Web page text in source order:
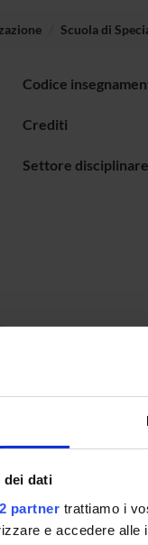
dei dati
partner trattiamo i
e accedere
Scuola di
Codice
Crediti
Settore disciplinare